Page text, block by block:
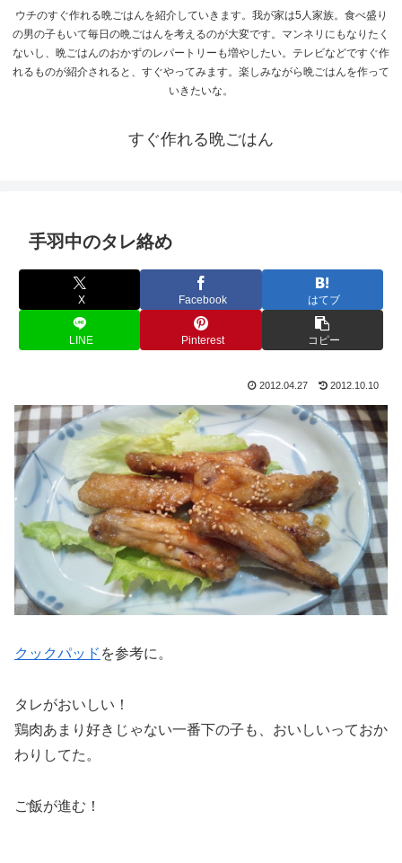
ウチのすぐ作れる晩ごはんを紹介していきます。我が家は5人家族。食べ盛り
の男の子もいて毎日の晩ごはんを考えるのが大変です。マンネリにもなりたく
ないし、晩ごはんのおかずのレパートリーも増やしたい。テレビなどですぐ作
れるものが紹介されると、すぐやってみます。楽しみながら晩ごはんを作って
いきたいな。
すぐ作れる晩ごはん
手羽中のタレ絡め
X Facebook はてブ
LINE Pinterest コピー
2012.04.27 2012.10.10
クックパッド を参考に。
タレがおいしい！
鶏肉あまり好きじゃない一番下の子も、おいしいっておか
わりしてた。
ご飯が進む！